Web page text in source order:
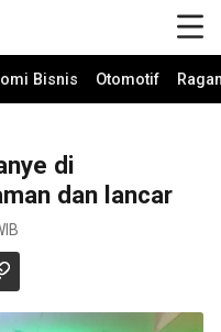
Bisnis Otomotif
di
dan lancar